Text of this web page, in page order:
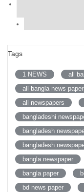
Tags
1 NEWS
all
all bangla news paper
all newspapers
bangladeshi
bangladesh
bangladesh
bangla newspaper
bangla paper
bd news paper